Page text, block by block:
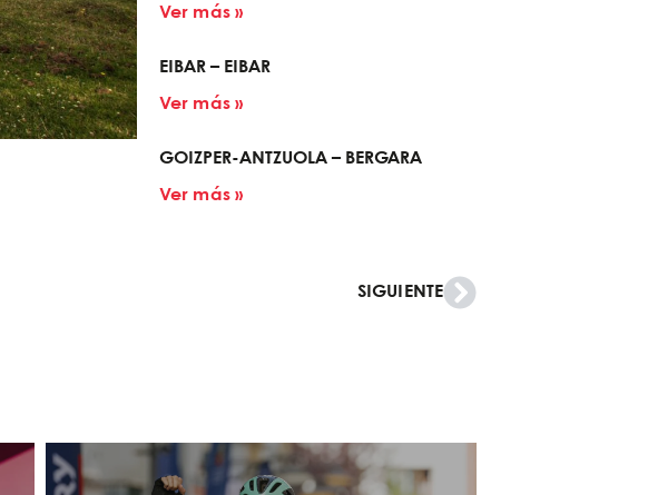
Ver más »
EIBAR – EIBAR
Ver más »
GOIZPER-ANTZUOLA – BERGARA
Ver más »
SIGUIENTE